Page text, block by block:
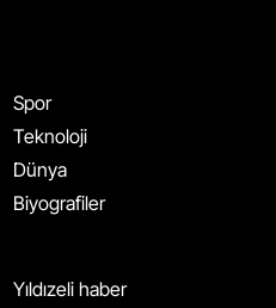
Spor
Teknoloji
Dünya
Biyografiler
Yıldızeli haber